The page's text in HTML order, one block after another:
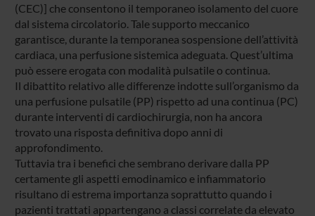
(CEC)] che consentono il temporaneo isolamento del cuore
dal sistema circolatorio. Tale supporto meccanico
garantisce, durante la temporanea sospensione dell’attività
cardiaca, una perfusione sistemica adeguata. Quest’ultima
può essere erogata con modalità pulsatile o continua.
Il dibattito relativo alle differenze indotte sull’organismo da
una perfusione pulsatile (PP) rispetto ad una continua (PC)
durante interventi di cardiochirurgia, non ha ancora
trovato una risposta definitiva dopo anni di
approfondimento.
Tuttavia tra i benefici che sembrano derivare dalla PP
certamente gli aspetti emodinamico e infiammatorio
risultano di estrema importanza soprattutto quando i
pazienti trattati appartengano a classi correlate da elevato